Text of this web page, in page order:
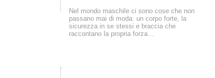
Nel mondo maschile ci sono cose che non
passano mai di moda: un corpo forte, la
sicurezza in se stessi e braccia che
raccontano la propria forza…